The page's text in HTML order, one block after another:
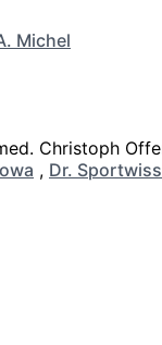
Michel
, Dr.